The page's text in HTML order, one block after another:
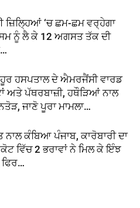
ਜ਼ਿਲ੍ਹਿਆਂ ‘ਚ ਛਮ-ਛਮ ਵਰ੍ਹੇਗਾ
ਨੂੰ ਲੈ ਕੇ 12 ਅਗਸਤ ਤੱਕ ਦੀ
ਹਸਪਤਾਲ ਦੇ ਐਮਰਜੈਂਸੀ ਵਾਰਡ
ਅਤੇ ਪੱਥਰਬਾਜ਼ੀ, ਹਥੌੜਿਆਂ ਨਾਲ
ਜਾਣੋ ਪੂਰਾ ਮਾਮਲਾ…
ਨਾਲ ਕੰਬਿਆ ਪੰਜਾਬ, ਕਾਰੋਬਾਰੀ ਦਾ
ਵਿੱਚ 2 ਭਰਾਵਾਂ ਨੇ ਮਿਲ ਕੇ ਇੰਝ
ਫਿਰ…